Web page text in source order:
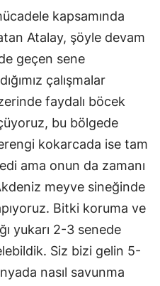
kapsamında
Atalay, şöyle devam
geçen sene
çalışmalar
faydalı böcek
bu bölgede
kokarcada ise tam
ama onun da zamanı
meyve sineğinde
Bitki koruma ve
yukarı 2-3 senede
Siz bizi gelin 5-
nasıl savunma